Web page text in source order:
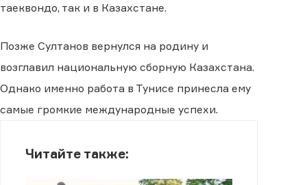
таеквондо, так и в Казахстане.
Позже Султанов вернулся на родину и
возглавил национальную сборную Казахстана.
Однако именно работа в Тунисе принесла ему
самые громкие международные успехи.
Читайте также: